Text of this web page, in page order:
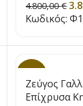
4.800,00€
Κωδικός:
Ζεύγος
Επίχρυσα